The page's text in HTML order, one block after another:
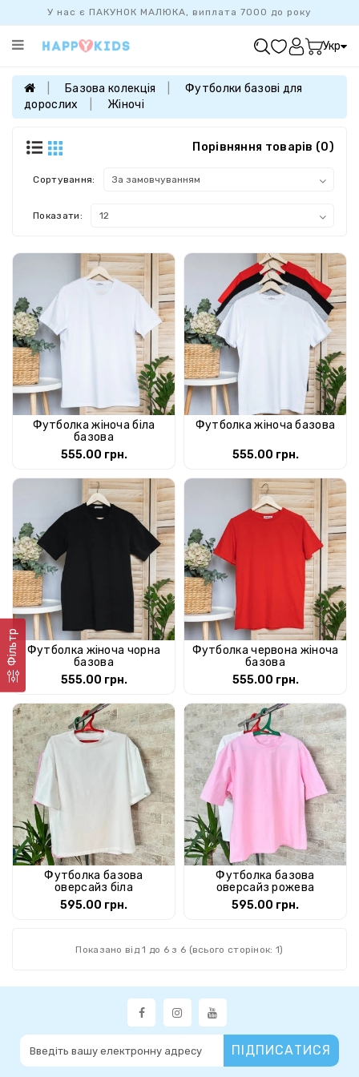
У нас є ПАКУНОК МАЛЮКА, виплата 7000 до року
Категорії
ПРОДАЖУ
БАЗОВА
ДІВЧАТКАМ
ХЛОПЧИКАМ
Укр
Базова колекція
Футболки базові для
дорослих
Жіночі
Фільтр
Порівняння товарів (0)
Сортування:
Показати:
Футболка жіноча біла
базова
555.00 грн.
Футболка жіноча базова
555.00 грн.
Футболка жіноча чорна
базова
555.00 грн.
Футболка червона жіноча
базова
555.00 грн.
Футболка базова
оверсайз біла
595.00 грн.
Футболка базова
оверсайз рожева
595.00 грн.
Показано від 1 до 6 з 6 (всього сторінок: 1)
ПІДПИСАТИСЯ